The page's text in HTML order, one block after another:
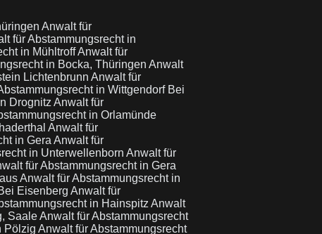
Anwalt für
für Abstammungsrecht in
in MühltroffAnwalt für
in Bocka, Thüringen Anwalt
Lichtenbrunn Anwalt für
in Wittgendorf Bei
Drognitz Anwalt für
in Orlamünde
Anwalt für
in Gera Anwalt für
in Unterwellenborn Anwalt für
für Abstammungsrecht in Gera
Anwalt für Abstammungsrecht in
Eisenberg Anwalt für
in Hainspitz Anwalt
SaaleAnwalt für Abstammungsrecht
Pölzig Anwalt für Abstammungsrecht